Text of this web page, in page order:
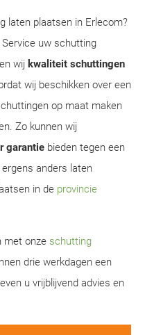
laten plaatsen in Erlecom?
uw schutting
wij kwaliteit schuttingen
wij beschikken over een
op maat maken
Zo kunnen wij
garantie bieden tegen een
anders laten
in de provincie
met onze schutting
drie werkdagen een
u vrijblijvend advies en